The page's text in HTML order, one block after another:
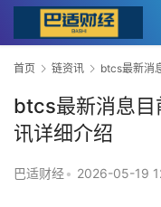
首页 链资讯 btcs最新消
btcs最新消息
讯详细介绍
巴适财经• 2026-05-19